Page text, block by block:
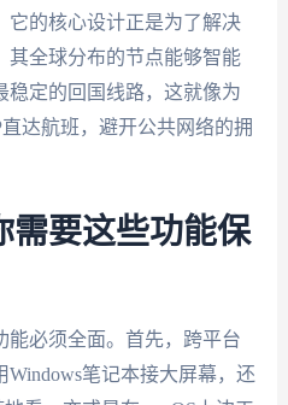
它的核心设计正是为了解决
其全球分布的节点能够智能
稳定的回国线路，这就像为
达航班，避开公共网络的拥
需要这些功能保
能必须全面。首先，跨平台
笔记本接大屏幕，还